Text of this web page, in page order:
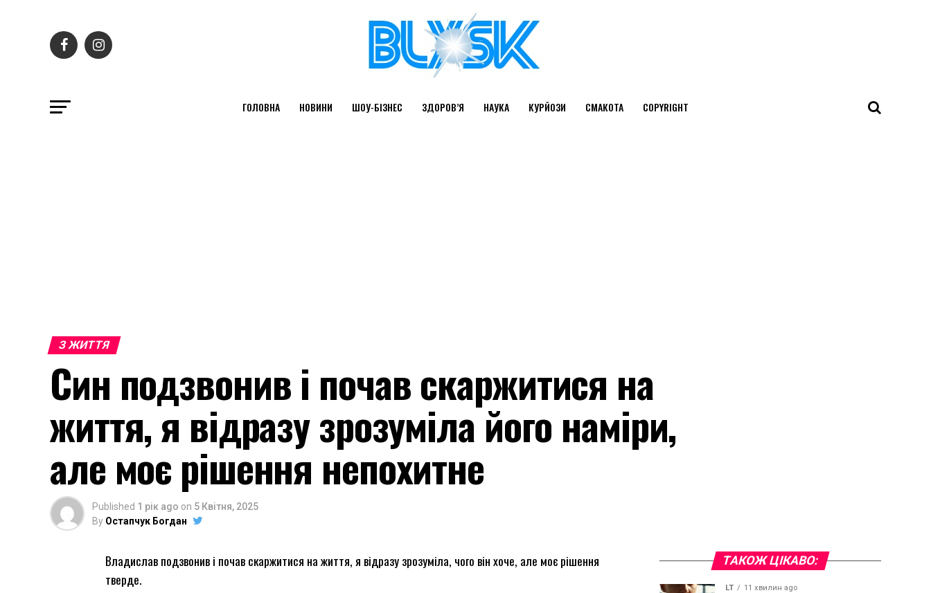
ГОЛОВНА НОВИНИ ШОУ-БІЗНЕС ЗДОРОВ’Я НАУКА КУРЙОЗИ СМАКОТА COPYRIGHT
З ЖИТТЯ
Син подзвонив і почав скаржитися на
життя, я відразу зрозуміла його наміри,
але моє рішення непохитне
Published 1 рік ago on 5 Квітня, 2025
By Остапчук Богдан
Владислав подзвонив і почав скаржитися на життя, я відразу зрозуміла, чого він хоче, але моє рішення
тверде.
ТАКОЖ ЦІКАВО:
LT 11 хвилин ago